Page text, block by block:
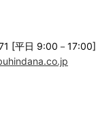
[平日 9:00－17:00]